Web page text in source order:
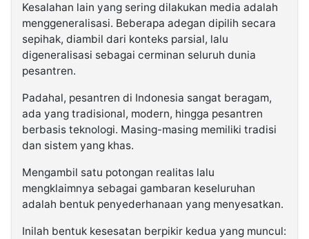
Kesalahan lain yang sering dilakukan media adalah
menggeneralisasi. Beberapa adegan dipilih secara
sepihak, diambil dari konteks parsial, lalu
digeneralisasi sebagai cerminan seluruh dunia
pesantren.
Padahal, pesantren di Indonesia sangat beragam,
ada yang tradisional, modern, hingga pesantren
berbasis teknologi. Masing-masing memiliki tradisi
dan sistem yang khas.
Mengambil satu potongan realitas lalu
mengklaimnya sebagai gambaran keseluruhan
adalah bentuk penyederhanaan yang menyesatkan.
Inilah bentuk kesesatan berpikir kedua yang muncul: